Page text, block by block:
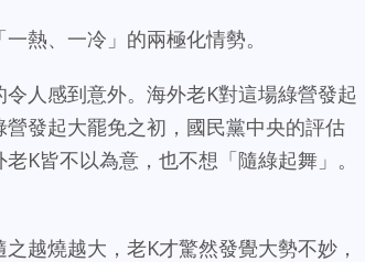
熱、一冷」的兩極化情勢。
人感到意外。海外老K對這場綠營發起
發起大罷免之初，國民黨中央的評估
K皆不以為意，也不想「隨綠起舞」。
越燒越大，老K才驚然發覺大勢不妙，